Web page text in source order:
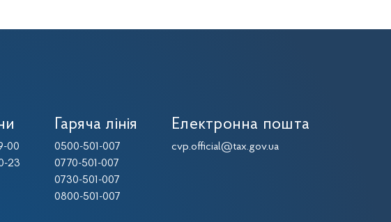
00
23
Гаряча лінія
0500-501-007
0770-501-007
0730-501-007
0800-501-007
Електронна пошта
cvp.official@tax.gov.ua